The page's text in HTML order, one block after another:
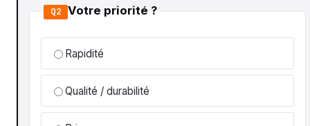
Q2 Votre priorité ?
Rapidité
Qualité / durabilité